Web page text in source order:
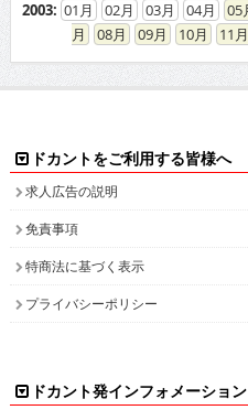
2003: 01 02 03 04 05
08
09 10 11
ドカントをご利用する皆様へ
求人広告の説明
免責事項
特商法に基づく表示
プライバシーポリシー
ドカント発インフォメーション